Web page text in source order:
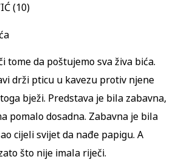
(10)
tome da poštujemo sva živa bića.
drži pticu u kavezu protiv njene
bježi. Predstava je bila zabavna,
pomalo dosadna. Zabavna je bila
cijeli svijet da nađe papigu. A
što nije imala riječi.